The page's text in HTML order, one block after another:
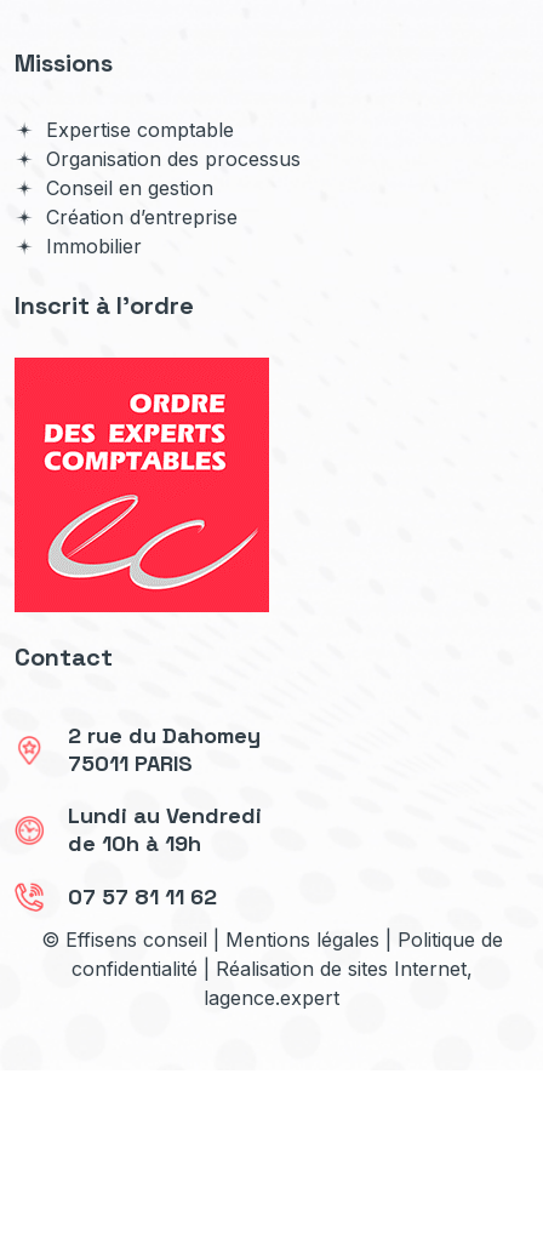
Missions
Expertise comptable
Organisation des processus
Conseil en gestion
Création d’entreprise
Immobilier
Inscrit à l'ordre
Contact
2 rue du Dahomey
75011 PARIS
Lundi au Vendredi
de 10h à 19h
07 57 81 11 62
© Effisens conseil | Mentions légales
Politique de
confidentialité | Réalisation de sites Internet,
lagence.expert